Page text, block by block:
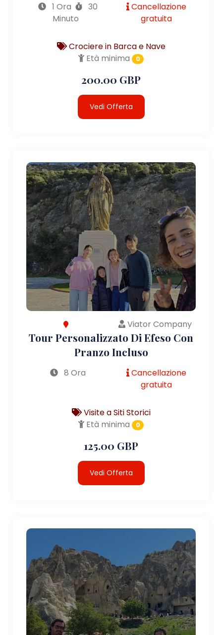
1 Ora
30
Minuto
Cancellazione
gratuita
Crociere in Barca e Nave
Età minima
0
200.00 GBP
Vedi Offerta
Viator Company
Tour Personalizzato Di Efeso Con
Pranzo Incluso
8 Ora
Cancellazione
gratuita
Visite a Siti Storici
Età minima
0
125.00 GBP
Vedi Offerta